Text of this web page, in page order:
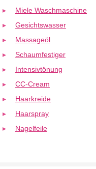
Miele Waschmaschine
Gesichtswasser
Massageöl
Schaumfestiger
Intensivtönung
CC-Cream
Haarkreide
Haarspray
Nagelfeile